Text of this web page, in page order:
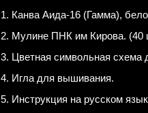
1. Канва Аида-16 (Гамма),
2. Мулине ПНК им Кирова. (40
3. Цветная символьная схема
4. Игла для вышивания.
5. Инструкция на русском